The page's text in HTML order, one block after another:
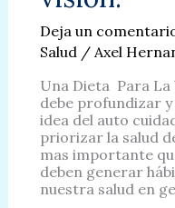
Deja un
Salud / Axel
Una Dieta Para
debe profundizar
idea del auto
priorizar la salud
mas importante
deben generar
nuestra salud en